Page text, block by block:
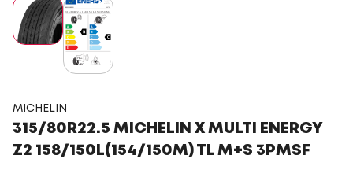
MICHELIN
315/80R22.5 MICHELIN X MULTI ENERGY
Z2 158/150L(154/150M) TL M+S 3PMSF